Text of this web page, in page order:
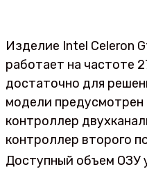
Изделие Intel Celeron
работает на частоте
достаточно для
модели предусмотрен
контроллер
контроллер второго
Доступный объем ОЗУ